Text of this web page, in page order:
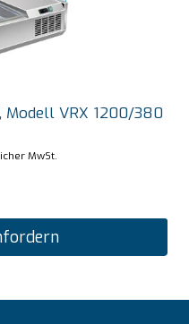
Modell VRX 1200/380
MwSt.